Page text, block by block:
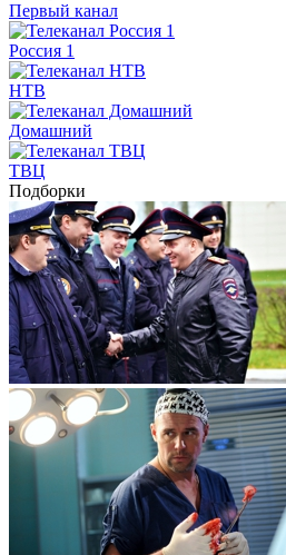
Первый канал
Россия 1
НТВ
Домашний
ТВЦ
Подборки